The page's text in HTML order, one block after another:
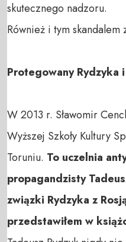
skutecznego nadzoru.
Również i tym skandalem
Protegowany Rydzyka
W 2013 r. Sławomir
Wyższej Szkoły Kultury
Toruniu. To uczelnia
propagandzisty
związki Rydzyka z
przedstawiłem w